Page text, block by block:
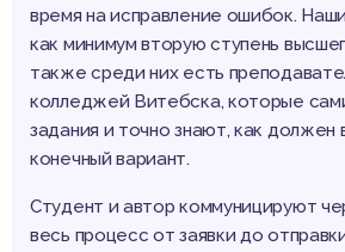
время на исправление ошибок.
как минимум вторую ступень
также среди них есть
колледжей Витебска, которые
задания и точно знают, как должен
конечный вариант.
Студент и автор коммуницируют
весь процесс от заявки до